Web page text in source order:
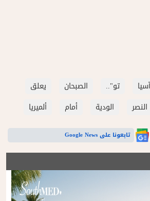
آسيا تو".. الصبحان
يعلق
النصر الودية أمام ألميريا
تابعونا على Google News